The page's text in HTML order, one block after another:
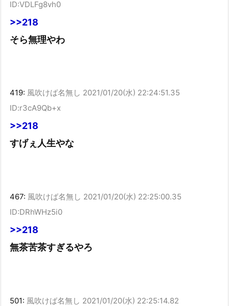
ID:VDLFg8vh0
>>218
そら無理やわ
419: 風吹けば名無し 2021/01/20(水) 22:24:51.35
ID:r3cA9Qb+x
>>218
すげぇ人生やな
467: 風吹けば名無し 2021/01/20(水) 22:25:00.35
ID:DRhWHz5i0
>>218
無茶苦茶すぎるやろ
501: 風吹けば名無し 2021/01/20(水) 22:25:14.82